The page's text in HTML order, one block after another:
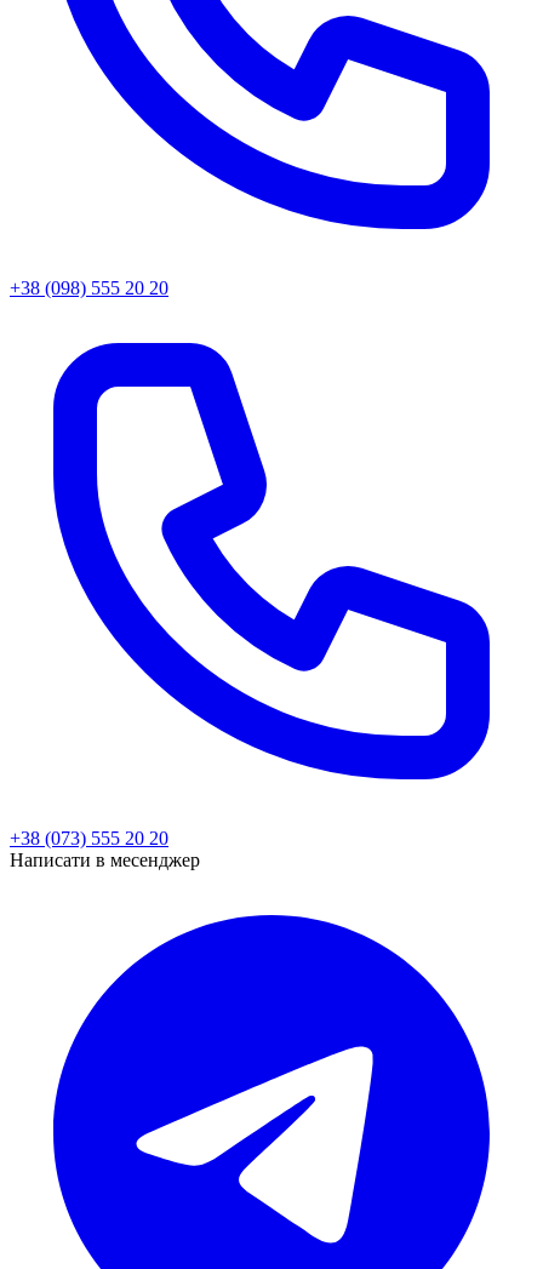
+38 (098) 555 20 20
+38 (073) 555 20 20
Написати в месенджер